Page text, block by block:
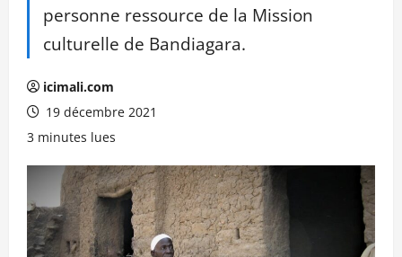
personne ressource de la Mission
culturelle de Bandiagara.
icimali.com
19 décembre 2021
3 minutes lues